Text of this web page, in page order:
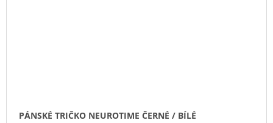
PÁNSKÉ TRIČKO NEUROTIME ČERNÉ / BÍLÉ